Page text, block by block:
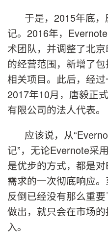
于是，2015年底
记。2016年，
术团队，并调整了北
的经营范围，新增了
相关项目。此后，经过
2017年10月，唐毅正
有限公司的法人代表。
应该说，从
记”，无论Evernote采
是优步的方式，都是
需求的一次彻底响应。
反倒已经没有那么重
做出，就只会在市场
入。